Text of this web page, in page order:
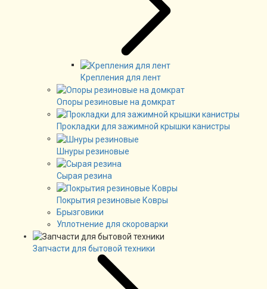
Крепления для лент
Опоры резиновые на домкрат
Прокладки для зажимной крышки канистры
Шнуры резиновые
Сырая резина
Покрытия резиновые Ковры
Брызговики
Уплотнение для скороварки
Запчасти для бытовой техники